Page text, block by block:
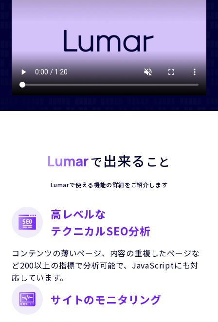
Lumarで出来る こと
Lumarで使える機能の詳細をご紹介します
高レベルな
テクニカルSEO分析
コンテンツの薄いページ、内容の重複したページな
ど200以上の指標で分析可能で、JavaScriptにも対
応しています。
サイトのモニタリング